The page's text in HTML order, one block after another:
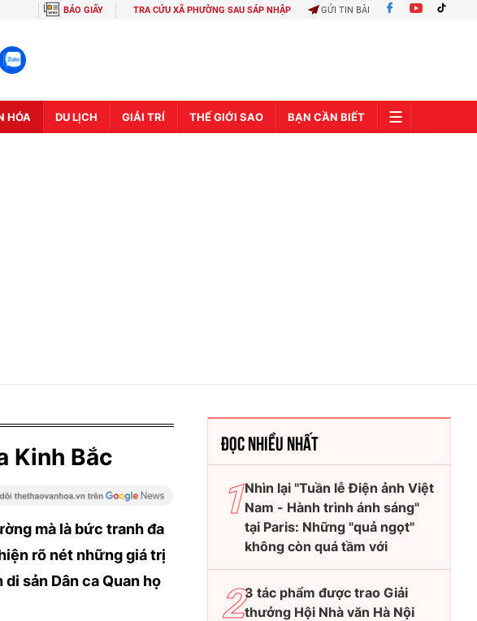
BÁO GIẤY TRA CỨU XÃ PHƯỜNG SAU SÁP NHẬP GỬI TIN BÀI
HÓA DU LỊCH GIẢI TRÍ THẾ GIỚI SAO BẠN CẦN BIẾT
Kinh Bắc
mà là bức tranh đa
rõ nét những giá trị
sản Dân ca Quan họ
ĐỌC NHIỀU NHẤT
Nhìn lại "Tuần lễ Điện ảnh Việt
Nam - Hành trình ánh sáng"
tại Paris: Những "quả ngọt"
không còn quá tầm với
3 tác phẩm được trao Giải
thưởng Hội Nhà văn Hà Nội